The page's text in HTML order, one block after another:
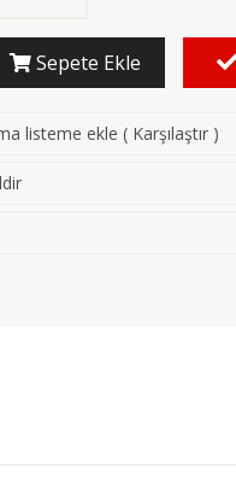
Sepete Ekle
listeme ekle ( Karşılaştır )